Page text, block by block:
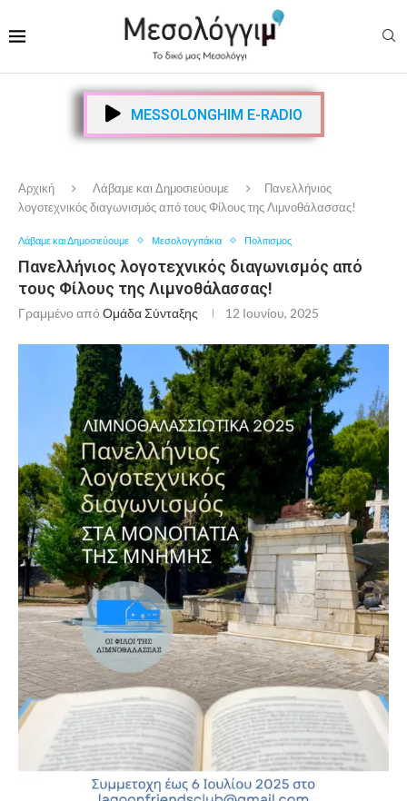
MESSOLONGHIM E-RADIO
Αρχική Λάβαμε και Δημοσιεύουμε
Πανελλήνιος
λογοτεχνικός διαγωνισμός από τους Φίλους της Λιμνοθάλασσας!
Λάβαμε και Δημοσιεύουμε Μεσολογγιτάκια Πολιτισμος
Πανελλήνιος λογοτεχνικός διαγωνισμός από
τους Φίλους της Λιμνοθάλασσας!
Γραμμένο από Ομάδα Σύνταξης 12 Ιουνίου, 2025